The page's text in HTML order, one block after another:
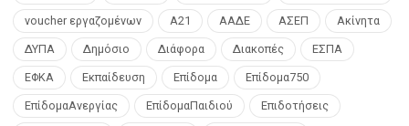
voucher εργαζομένων Α21 ΑΑΔΕ ΑΣΕΠ Ακίνητα
ΔΥΠΑ Δημόσιο Διάφορα Διακοπές ΕΣΠΑ
ΕΦΚΑ Εκπαίδευση Επίδομα Επίδομα750
ΕπίδομαΑνεργίας ΕπίδομαΠαιδιού Επιδοτήσεις